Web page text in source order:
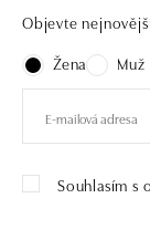
Objevte
Žena
Muž
Souhlasím s